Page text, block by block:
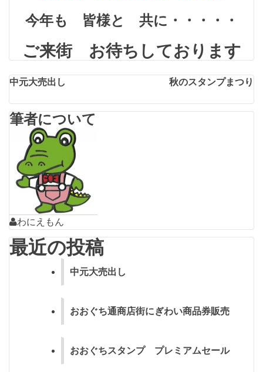
今年も 皆様と 共に・・・・・
ご来街 お待ちしております
投
稿
ナ
ビ
ゲ
ー
ョ
ン
中元大売出し 秋のスタンプまつり
筆者について
わにえもん
最近の投稿
中元大売出し
おおぐち通商店街にぎわい商品券販売
おおぐちスタンプ プレミアムセール